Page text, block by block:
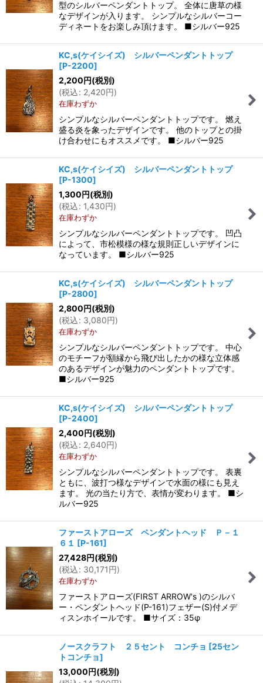
型のシルバーペンダントトップ。 全体に唐草の様
なデザインが入ります。 シンプルなシルバーコー
ディネートをお楽しみ頂けます。 ■シルバー925
KC,s(ケイシイズ) シルバーペンダントトップ
[P-2200]
2,200円(税別)
(税込: 2,420円)
在庫わずか
シンプルなシルバーペンダントトップです。 燃え
盛る炎を象ったデザインです。 他のトップとの掛
け合わせにもオススメです。 ■シルバー925
KC,s(ケイシイズ) シルバーペンダントトップ
[P-1300]
1,300円(税別)
(税込: 1,430円)
在庫わずか
シンプルなシルバーペンダントトップです。 凹凸
によって、市松模様の様な規則正しいデザインに
なっています。 ■シルバー925
KC,s(ケイシイズ) シルバーペンダントトップ
[P-2800]
2,800円(税別)
(税込: 3,080円)
在庫わずか
シンプルなシルバーペンダントトップです。 中心
のモチーフが額縁から飛び出したかの様な立体感
のあるデザインが魅力のペンダントトップです。
■シルバー925
KC,s(ケイシイズ) シルバーペンダントトップ
[P-2400]
2,400円(税別)
(税込: 2,640円)
在庫わずか
シンプルなシルバーペンダントトップです。 表裏
ともに、波打つ様なデザインで水面の様にも見え
ます。 光の当たり方で、表情が変わります。 ■シ
ルバー925
ファーストアローズ ペンダントヘッド Ｐ－１
６１ [P-161]
27,428円(税別)
(税込: 30,171円)
在庫わずか
ファーストアローズ(FIRST ARROW's )のシルバ
ー・ペンダントヘッド(P-161)フェザー(S)付メデ
ィスンホイールです。 ■サイズ：35φ
ノースクラフト ２５セント コンチョ [25セン
トコンチョ]
13,000円(税別)